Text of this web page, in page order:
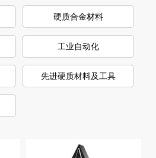
硬质合金材料
工业自动化
先进硬质材料及工具